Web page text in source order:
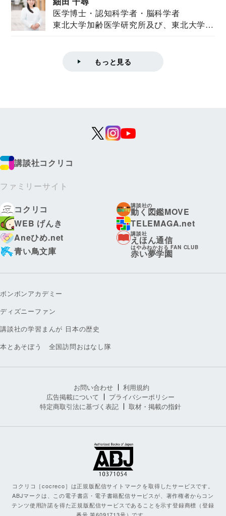
医学博士・認知科学者・脳科学者
東北大学加齢医学研究所及び、東北大学大
もっと見る
講談社コクリコ
ファミリーサイト
コクリコ
講談社の
動く図鑑MOVE
WEB げんき
TELEMAGA.net
Aneひめ.net
講談社
えほん通信
青い鳥文庫
はやみねかおる FAN CLUB
赤い夢学園
ボンボンアカデミー
ディズニーファン
講談社の学習まんが 日本の歴史
本とあそぼう 全国訪問おはなし隊
お問い合わせ
利用規約
広告掲載について
プライバシーポリシー
特定商取引法に基づく表記
取材・掲載の指針
コクリコ［cocreco］は正規版配信サイトマークを取得したサービスです。
ABJマークは、この電子書店・電子書籍配信サービスが、著作権者からコン
テンツ使用許諾を得た正規版配信サービスであることを示す登録商標（登録